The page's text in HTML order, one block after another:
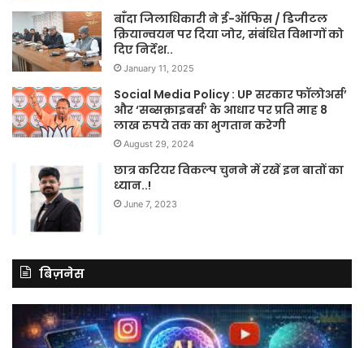
बाँदा जिलाधिकारी ने ई-ऑफिस / डिजीटल
क्रियान्वयन पर दिया जोर, संबंधित विभागों को
दिए निर्देश..
January 11, 2025
Social Media Policy : UP सरकार फॉलोअर्स’
और ‘सब्सक्राइबर्स’ के आधार पर प्रति माह 8
लाख रुपये तक का भुगतान करेगी
August 29, 2024
छात्र करियर विकल्प चुनने में रखें इन बातों का
ध्यान..!
June 7, 2023
बिज़नेस